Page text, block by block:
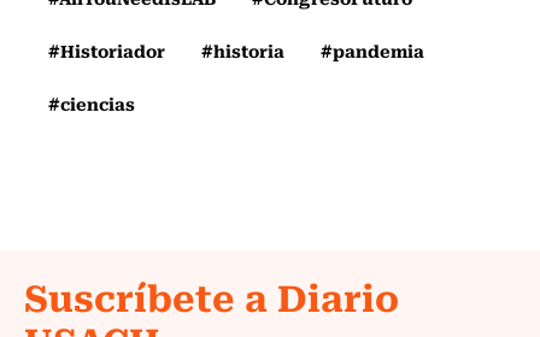
#Historiador
#historia
#pandemia
#ciencias